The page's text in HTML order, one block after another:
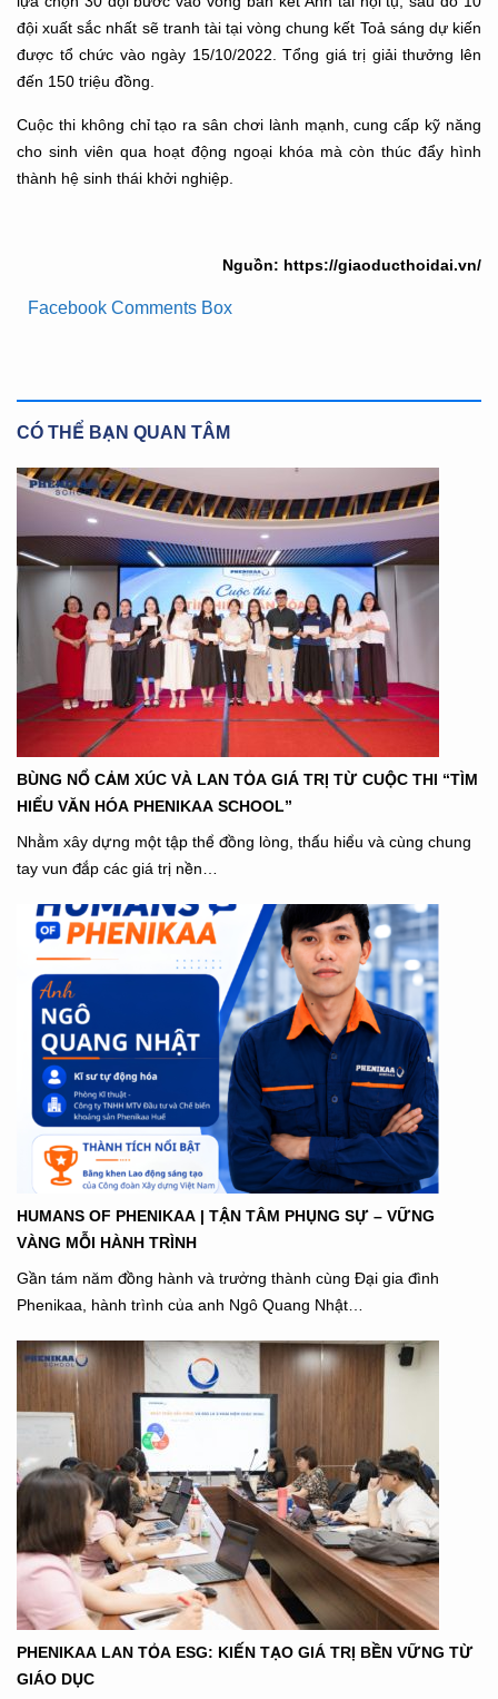
đội xuất sắc nhất sẽ tranh tài tại vòng chung kết Toả sáng dự kiến
được tổ chức vào ngày 15/10/2022. Tổng giá trị giải thưởng lên
đến 150 triệu đồng.
Cuộc thi không chỉ tạo ra sân chơi lành mạnh, cung cấp kỹ năng
cho sinh viên qua hoạt động ngoại khóa mà còn thúc đẩy hình
thành hệ sinh thái khởi nghiệp.
Nguồn: https://giaoducthoidai.vn/
Facebook Comments Box
CÓ THỂ BẠN QUAN TÂM
BÙNG NỔ CẢM XÚC VÀ LAN TỎA GIÁ TRỊ TỪ CUỘC THI “TÌM
HIỂU VĂN HÓA PHENIKAA SCHOOL”
Nhằm xây dựng một tập thể đồng lòng, thấu hiểu và cùng chung
tay vun đắp các giá trị nền…
HUMANS OF PHENIKAA | TẬN TÂM PHỤNG SỰ – VỮNG
VÀNG MỖI HÀNH TRÌNH
Gần tám năm đồng hành và trưởng thành cùng Đại gia đình
Phenikaa, hành trình của anh Ngô Quang Nhật…
PHENIKAA LAN TỎA ESG: KIẾN TẠO GIÁ TRỊ BỀN VỮNG TỪ
GIÁO DỤC